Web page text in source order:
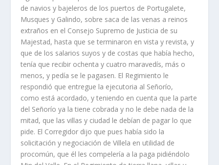
de navios y bajeleros de los puertos de Portugalete,
Musques y Galindo, sobre saca de las venas a reinos
extraños en el Consejo Supremo de Justicia de su
Majestad, hasta que se terminaron en vista y revista, y
que de los salarios suyos y de costas que había hecho,
tenía que recibir ochenta y cuatro maravedís, más o
menos, y pedía se le pagasen. El Regimiento le
respondió que entregue la ejecutoria al Señorío,
como está acordado, y teniendo en cuenta que la parte
del Señorío ya la tiene cobrada y no le debe nada de la
mitad, que las villas y ciudad le debían de pagar lo que
pide. El Corregidor dijo que pues había sido la
solicitación y negociación de Villela en utilidad de
procomún, que él les compelería a la paga pidiéndolo